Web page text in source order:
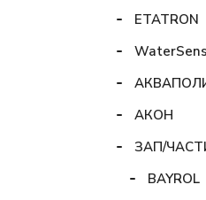
ETATRON
WaterSens
АКОН
ЗАП/
BAYROL